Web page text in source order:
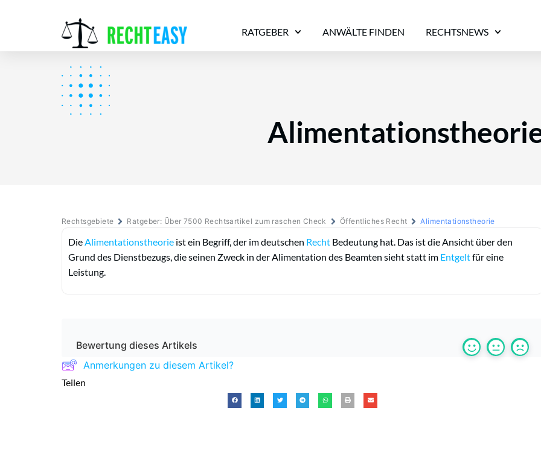
RATGEBER ANWÄLTE FINDEN RECHTSNEWS
Rechtsgebiete Ratgeber: Über 7500 Rechtsartikel zum raschen Check Öffentliches Recht Alimentationstheorie
Die Alimentationstheorie ist ein Begriff, der im deutschen Recht Bedeutung hat. Das ist die Ansicht über den
Grund des Dienstbezugs, die seinen Zweck in der Alimentation des Beamten sieht statt im Entgeltfür eine
Leistung.
Bewertung dieses Artikels
Anmerkungen zu diesem Artikel?
Teilen
Alle Anwälte